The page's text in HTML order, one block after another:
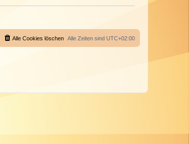
Alle Zeiten sind UTC+02:00
Alle Cookies löschen